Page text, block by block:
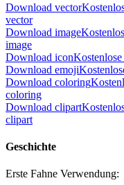
Download vector
vector
Download image
image
Download icon
Download emoji
Download coloring
coloring
Download clipart
clipart
Geschichte
Erste Fahne Verwendung: